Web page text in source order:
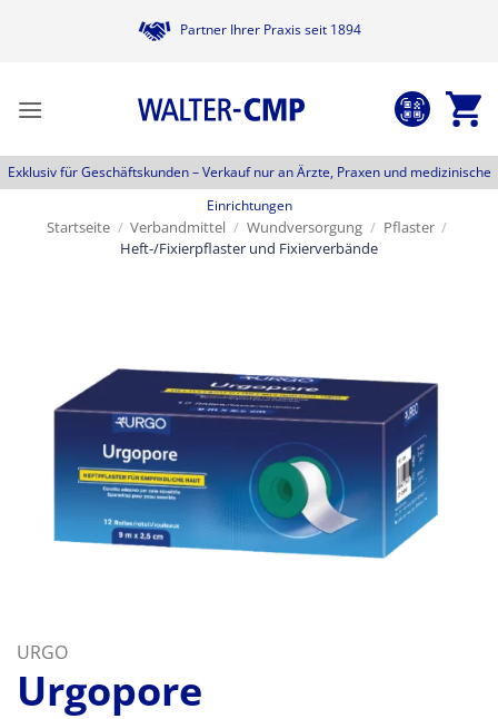
Partner Ihrer Praxis seit 1894
Exklusiv für Geschäftskunden –Verkauf nur an Ärzte, Praxen und medizinische
Einrichtungen
Startseite / Verbandmittel / Wundversorgung / Pflaster /
Heft-/Fixierpflaster und Fixierverbände
URGO
Urgopore